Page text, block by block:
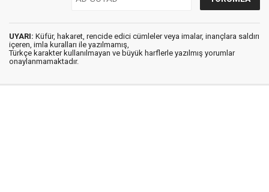
UYARI: Küfür, hakaret, rencide edici cümleler veya imalar, inançlara saldırı
içeren, imla kuralları ile yazılmamış,
Türkçe karakter kullanılmayan ve büyük harflerle yazılmış yorumlar
onaylanmamaktadır.